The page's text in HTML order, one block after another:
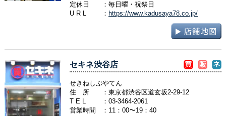
定休日
：毎日曜・祝祭日
U R L
： https://www.kadusaya78.co.jp/
セキネ渋谷店
せきねしぶやてん
住 所
：東京都渋谷区道玄坂2-29-12
T E L
： 03-3464-2061
営業時間
：11：00〜19：40